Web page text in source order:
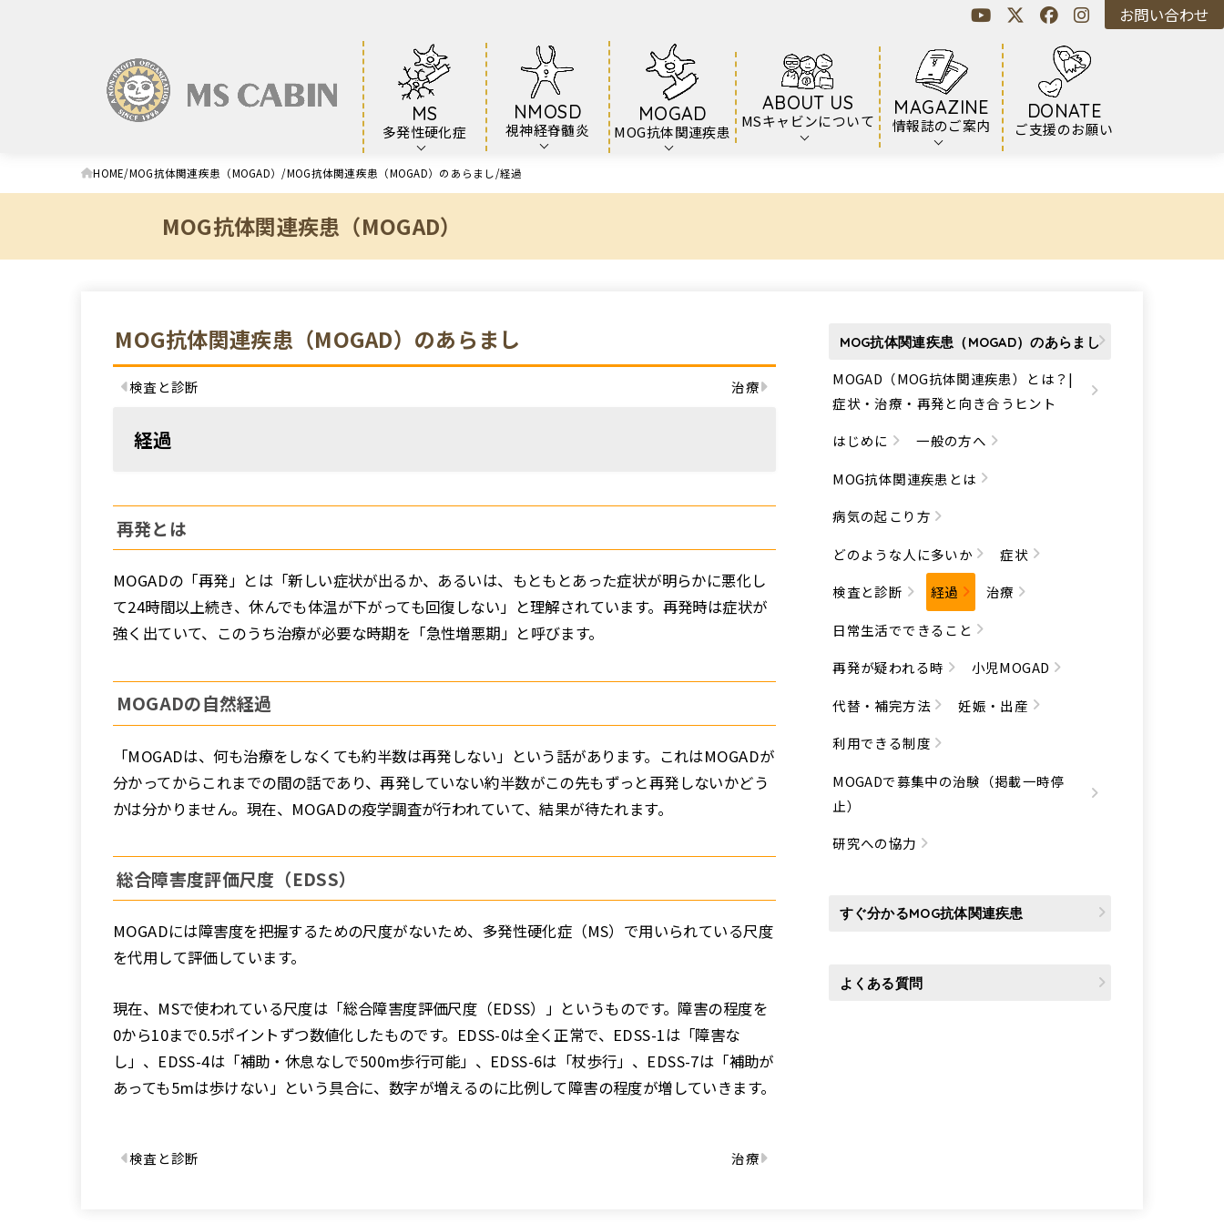
MS
多発性硬化症
NMOSD
視神経脊髄炎
MOGAD
MOG抗体関連疾患
ABOUT US
MSキャビンについて
MAGAZINE
情報誌のご案内
DONATE
ご支援のお願い
お問い合わせ
HOME MOG抗体関連疾患（MOGAD） MOG抗体関連疾患（MOGAD）のあらまし 経過
MOG抗体関連疾患（MOGAD）
MOG抗体関連疾患（MOGAD）のあらまし
検査と診断 治療
経過
再発とは
MOGADの「再発」とは「新しい症状が出るか、あるいは、もともとあった症状が明らかに悪化し
て24時間以上続き、休んでも体温が下がっても回復しない」と理解されています。再発時は症状が
強く出ていて、このうち治療が必要な時期を「急性増悪期」と呼びます。
MOGADの自然経過
「MOGADは、何も治療をしなくても約半数は再発しない」という話があります。これはMOGADが
分かってからこれまでの間の話であり、再発していない約半数がこの先もずっと再発しないかどう
かは分かりません。現在、MOGADの疫学調査が行われていて、結果が待たれます。
総合障害度評価尺度（EDSS）
MOGADには障害度を把握するための尺度がないため、多発性硬化症（MS）で用いられている尺度
を代用して評価しています。
現在、MSで使われている尺度は「総合障害度評価尺度（EDSS）」というものです。障害の程度を
0から10まで0.5ポイントずつ数値化したものです。EDSS-0は全く正常で、EDSS-1は「障害な
し」、EDSS-4は「補助・休息なしで500m歩行可能」、EDSS-6は「杖歩行」、EDSS-7は「補助が
あっても5mは歩けない」という具合に、数字が増えるのに比例して障害の程度が増していきます。
検査と診断 治療
MOG抗体関連疾患（MOGAD）のあらまし
MOGAD（MOG抗体関連疾患）とは？|
症状・治療・再発と向き合うヒント
はじめに
一般の方へ
MOG抗体関連疾患とは
病気の起こり方
どのような人に多いか
症状
検査と診断
経過
治療
日常生活でできること
再発が疑われる時
小児MOGAD
代替・補完方法
妊娠・出産
利用できる制度
MOGADで募集中の治験（掲載一時停
止）
研究への協力
すぐ分かるMOG抗体関連疾患
よくある質問